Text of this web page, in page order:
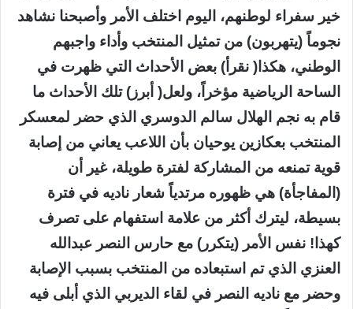
خير سفراء لوطنهم، اليوم اختلف الأمر وأصبحنا نشاهد
نجوماً (يتهربون) من تمثيل المنتخب وأداء واجبهم
الوطني، هكذا( نقرأ) بعض الأحداث التي ظهرت في
الساحة الرياضية مؤخراً، ولعل( أبرز) تلك الأحداث ما
قام به نجم الهلال سالم الدوسري الذي حضر لمعسكر
المنتخب بعكازين يوحيان بأن اللاعب يعاني من إصابة
قوية تمنعه من المشاركة لفترة طويلة، غير أن
(المفاجأة) هي ظهوره مرتدياً شعار ناديه في فترة
بسيطة، ليترك أكثر من علامة استفهام على تصرف
كهذا! نفس الأمر (يتكرر) مع حارس النصر عبدالله
العنزي الذي تم استبعاده من المنتخب بسبب الإصابة
وحضر مع ناديه النصر في لقاء الديربي الذي أبلى فيه